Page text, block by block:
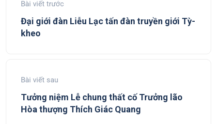
Bài viết trước
Đại giới đàn Liễu Lạc tấn đàn truyền giới Tỳ-
kheo
Bài viết sau
Tưởng niệm Lễ chung thất cố Trưởng lão
Hòa thượng Thích Giác Quang